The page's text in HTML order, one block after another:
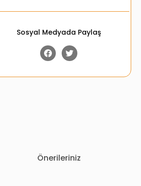
Sosyal Medyada Paylaş
Önerileriniz